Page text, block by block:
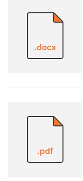
.docx
.pdf